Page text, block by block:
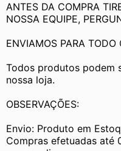
ANTES DA COMPRA
NOSSA EQUIPE,
ENVIAMOS PARA TODO
Todos produtos podem
nossa loja.
OBSERVAÇÕES:
Envio: Produto em
Compras efetuadas até